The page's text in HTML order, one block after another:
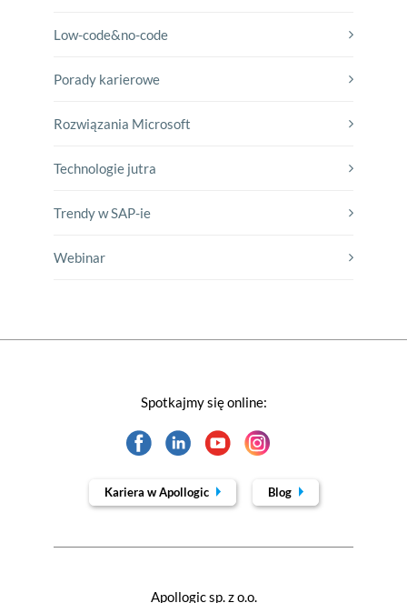
Low-code&no-code
Porady karierowe
Rozwiązania Microsoft
Technologie jutra
Trendy w SAP-ie
Webinar
Apollogic sp. z o.o.
Spotkajmy się online:
Kariera w Apollogic Blog